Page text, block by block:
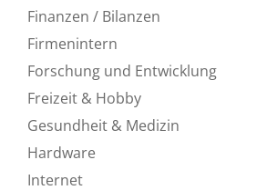
Finanzen / Bilanzen
Firmenintern
Forschung und Entwicklung
Freizeit & Hobby
Gesundheit & Medizin
Hardware
Internet